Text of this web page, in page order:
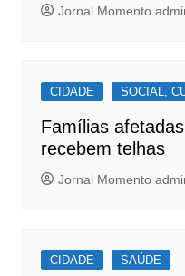
Jornal Momento
CIDADE SOCIAL,
Famílias
recebem telhas
Jornal Momento
CIDADE SAÚDE